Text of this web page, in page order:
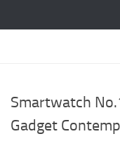
Cellulari
Gadget
Smartwatch
Gadget